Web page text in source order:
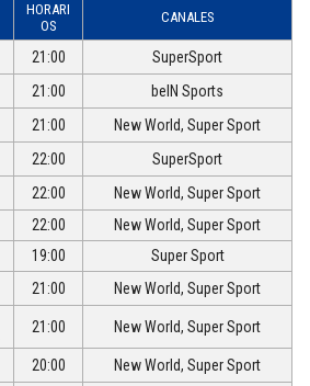
HORARI
OS
CANALES
21:00
SuperSport
21:00
beIN Sports
21:00
New World, Super Sport
22:00
SuperSport
22:00
New World, Super Sport
22:00
New World, Super Sport
19:00
Super Sport
21:00
New World, Super Sport
21:00 New World, Super Sport
20:00 New World, Super Sport